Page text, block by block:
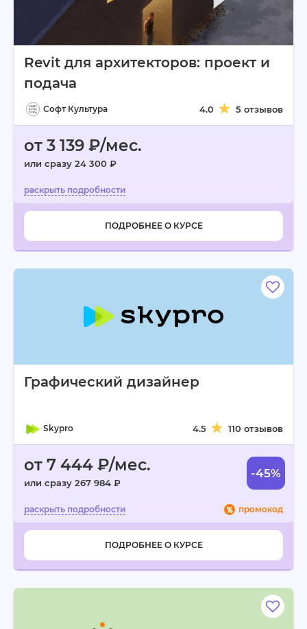
Revit для архитекторов: проект и
подача
Софт Культура 4.0 5 отзывов
от 3 139 ₽/мес.
или сразу 24 300 ₽
ПОДРОБНЕЕ О КУРСЕ
Графический дизайнер
Skypro 4.5 110 отзывов
от 7 444 ₽/мес.
или сразу 267 984 ₽
-45%
промокод
ПОДРОБНЕЕ О КУРСЕ